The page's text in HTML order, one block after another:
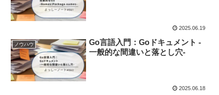
2025.06.19
ノウハウ
Go言語入門：Goドキュメント -
一般的な間違いと落とし穴-
2025.06.18